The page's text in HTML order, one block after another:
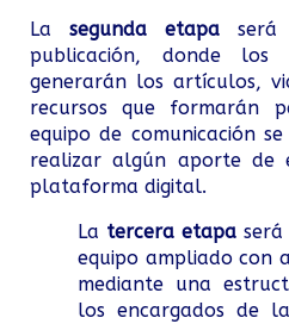
La segunda etapa será
publicación, donde los
generarán los artículos,
recursos que formarán
equipo de comunicación
realizar algún aporte de
plataforma digital.
La tercera etapa
equipo ampliado con
mediante una
los encargados de